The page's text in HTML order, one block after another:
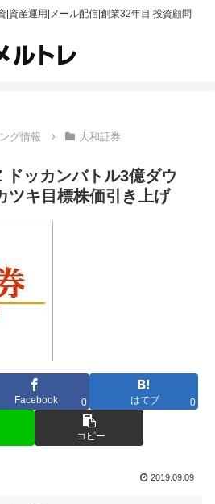
|資産運用|メール配信|創業32年目 投資顧問
グ情報 大和証券
ドッカンバトル3億ダウ
ツキ目標株価引き上げ
Facebook 0 はてブ 0
コピー
2019.09.09